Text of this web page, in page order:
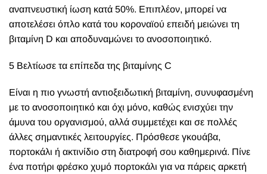
αναπνευστική ίωση κατά 50%. Επιπλέον, μπορεί να
αποτελέσει όπλο κατά του κοροναϊού επειδή μειώνει τη
βιταμίνη D και αποδυναμώνει το ανοσοποιητικό.
5 Βελτίωσε τα επίπεδα της βιταμίνης C
Είναι η πιο γνωστή αντιοξειδωτική βιταμίνη, συνυφασμένη
με το ανοσοποιητικό και όχι μόνο, καθώς ενισχύει την
άμυνα του οργανισμού, αλλά συμμετέχει και σε πολλές
άλλες σημαντικές λειτουργίες. Πρόσθεσε γκουάβα,
πορτοκάλι ή ακτινίδιο στη διατροφή σου καθημερινά. Πίνε
ένα ποτήρι φρέσκο χυμό πορτοκάλι για να πάρεις αρκετή